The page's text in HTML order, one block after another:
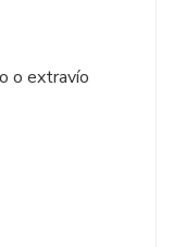
o extravío